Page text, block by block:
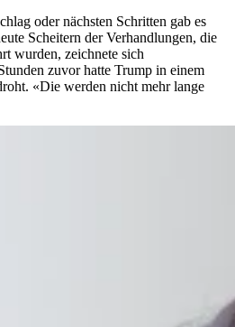
oder nächsten Schritten gab es
Scheitern der Verhandlungen, die
wurden, zeichnete sich
zuvor hatte Trump in einem
«Die werden nicht mehr lange